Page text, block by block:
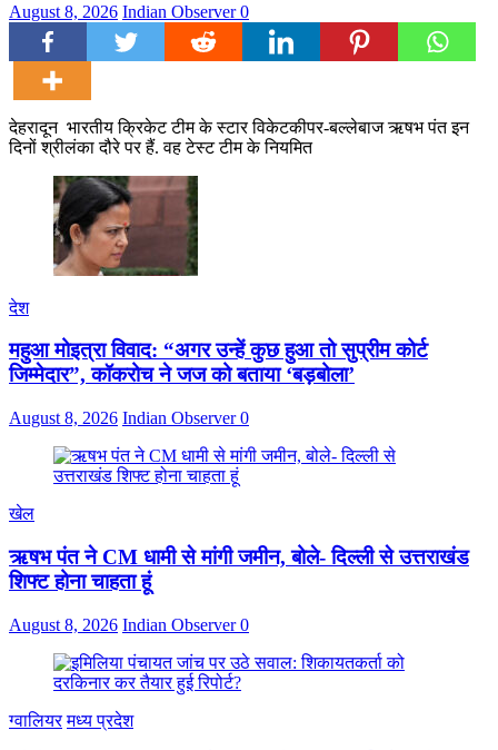
August 8, 2026 Indian Observer0
देहरादून भारतीय क्रिकेट टीम के स्टार विकेटकीपर-बल्लेबाज ऋषभ पंत इन
दिनों श्रीलंका दौरे पर हैं. वह टेस्ट टीम के नियमित
देश
महुआ मोइत्रा विवाद: “अगर उन्हें कुछ हुआ तो सुप्रीम कोर्ट
जिम्मेदार”, कॉकरोच ने जज को बताया ‘बड़बोला’
August 8, 2026 Indian Observer0
खेल
ऋषभ पंत ने CM धामी से मांगी जमीन, बोले- दिल्ली से उत्तराखंड
शिफ्ट होना चाहता हूं
August 8, 2026 Indian Observer0
ग्वालियर मध्य प्रदेश